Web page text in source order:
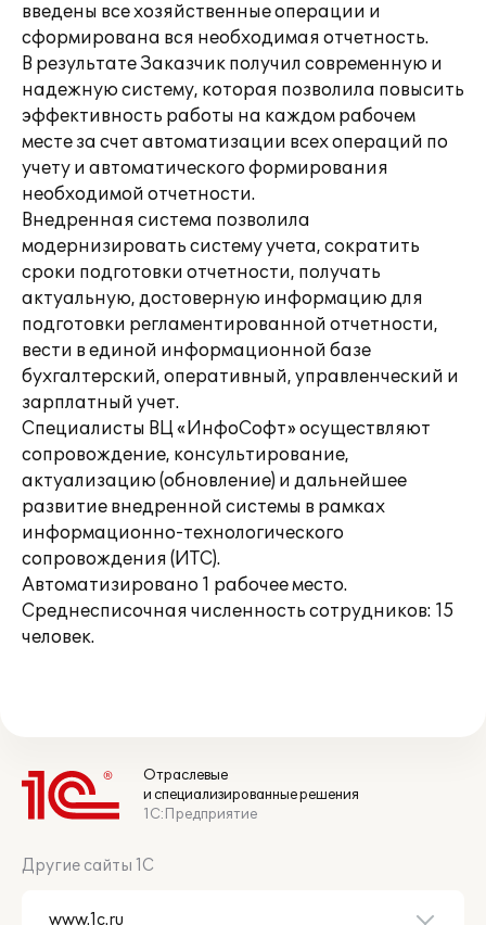
введены все хозяйственные операции и
сформирована вся необходимая отчетность.
В результате Заказчик получил современную и
надежную систему, которая позволила повысить
эффективность работы на каждом рабочем
месте за счет автоматизации всех операций по
учету и автоматического формирования
необходимой отчетности.
Внедренная система позволила
модернизировать систему учета, сократить
сроки подготовки отчетности, получать
актуальную, достоверную информацию для
подготовки регламентированной отчетности,
вести в единой информационной базе
бухгалтерский, оперативный, управленческий и
зарплатный учет.
Специалисты ВЦ «ИнфоСофт» осуществляют
сопровождение, консультирование,
актуализацию (обновление) и дальнейшее
развитие внедренной системы в рамках
информационно-технологического
сопровождения (ИТС).
Автоматизировано 1 рабочее место.
Среднесписочная численность сотрудников: 15
человек.
Отраслевые
и специализированные решения
1С:Предприятие
Другие сайты 1С